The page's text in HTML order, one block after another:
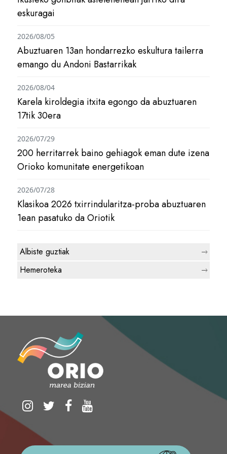
eskuragai
Abuztuaren 13an hondarrezko eskultura tailerra
emango du Andoni Bastarrikak
2026/08/05
Karela kiroldegia itxita egongo da abuztuaren
17tik 30era
2026/08/04
200 herritarrek baino gehiagok eman dute izena
Orioko komunitate energetikoan
2026/07/29
Klasikoa 2026 txirrindularitza-proba abuztuaren
1ean pasatuko da Oriotik
2026/07/28
Albiste guztiak
Hemeroteka